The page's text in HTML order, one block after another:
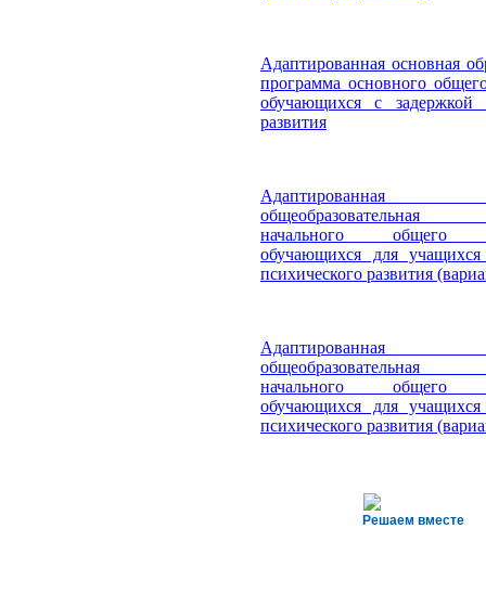
Адаптированная основная
программа основного
обучающихся с задержкой
развития
Адаптированная
общеобразовательная
начального общего
обучающихся для
психического развития
Адаптированная
общеобразовательная
начального общего
обучающихся для
психического развития
Решаем вместе